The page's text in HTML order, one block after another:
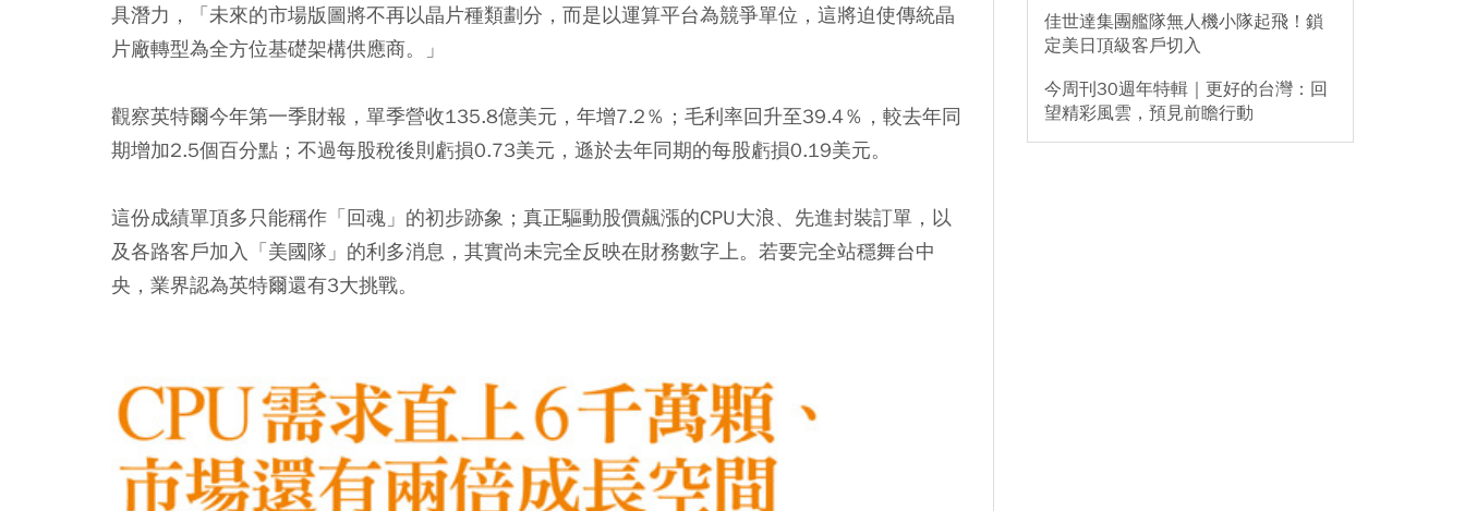
具潛力，「未來的市場版圖將不再以晶片種類劃分，而是以運算平台為競爭單位，這將迫使傳統晶
片廠轉型為全方位基礎架構供應商。」
觀察英特爾今年第一季財報，單季營收135.8億美元，年增7.2％；毛利率回升至39.4％，較去年同
期增加2.5個百分點；不過每股稅後則虧損0.73美元，遜於去年同期的每股虧損0.19美元。
這份成績單頂多只能稱作「回魂」的初步跡象；真正驅動股價飆漲的CPU大浪、先進封裝訂單，以
及各路客戶加入「美國隊」的利多消息，其實尚未完全反映在財務數字上。若要完全站穩舞台中
央，業界認為英特爾還有3大挑戰。
佳世達集團艦隊無人機小隊起飛！鎖
定美日頂級客戶切入
今周刊30週年特輯｜更好的台灣：回
望精彩風雲，預見前瞻行動